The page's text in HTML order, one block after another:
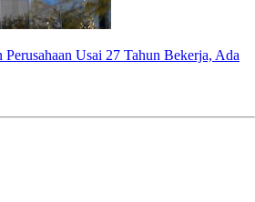
Usai 27 Tahun Bekerja, Ada